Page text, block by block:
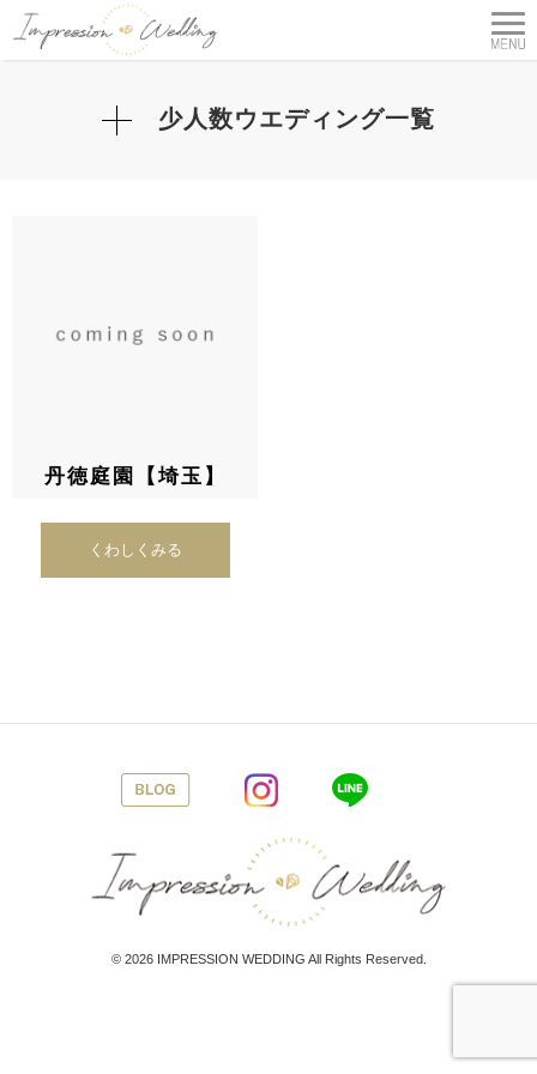
少人数ウエディング一覧
丹徳庭園【埼玉】
くわしくみる
© 2026 IMPRESSION WEDDING All Rights Reserved.